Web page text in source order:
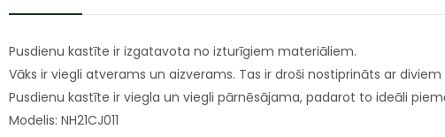
Pusdienu kastīte ir izgatavota no izturīgiem materiāliem.
Vāks ir viegli atverams un aizverams. Tas ir droši nostiprināts ar
Pusdienu kastīte ir viegla un viegli pārnēsājama, padarot to ideāli
Modelis: NH21CJ011